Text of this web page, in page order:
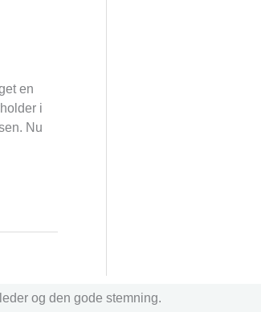
en
i
Nu
og den gode stemning.